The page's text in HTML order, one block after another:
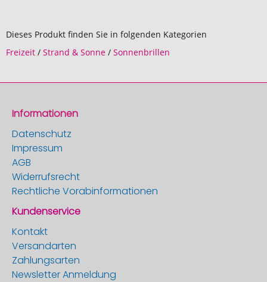
Dieses Produkt finden Sie in folgenden Kategorien
Freizeit / Strand & Sonne / Sonnenbrillen
Informationen
Datenschutz
Impressum
AGB
Widerrufsrecht
Rechtliche Vorabinformationen
Kundenservice
Kontakt
Versandarten
Zahlungsarten
Newsletter Anmeldung